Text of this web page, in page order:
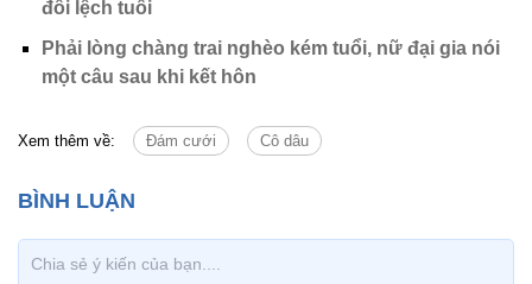
đôi lệch tuổi
Phải lòng chàng trai nghèo kém tuổi, nữ đại gia nói
một câu sau khi kết hôn
Xem thêm về: Đám cưới Cô dâu